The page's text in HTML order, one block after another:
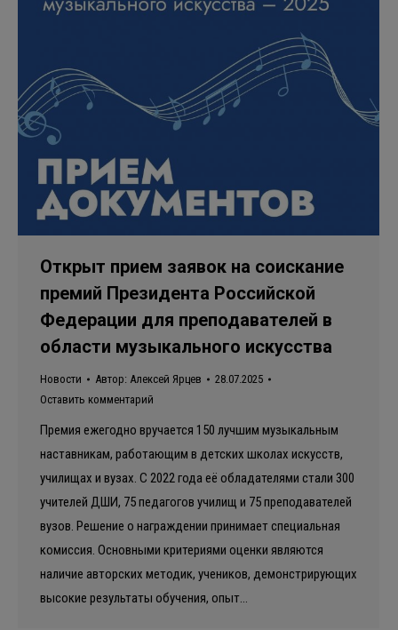
Открыт прием заявок на соискание
премий Президента Российской
Федерации для преподавателей в
области музыкального искусства
Новости Автор: Алексей Ярцев
28.07.2025
Оставить комментарий
Премия ежегодно вручается 150 лучшим музыкальным
наставникам, работающим в детских школах искусств,
училищах и вузах. С 2022 года её обладателями стали 300
учителей ДШИ, 75 педагогов училищ и 75 преподавателей
вузов. Решение о награждении принимает специальная
комиссия. Основными критериями оценки являются
наличие авторских методик, учеников, демонстрирующих
высокие результаты обучения, опыт…